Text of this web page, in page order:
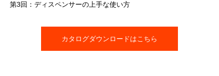
第3回：ディスペンサーの上手な使い方
カタログダウンロードはこちら